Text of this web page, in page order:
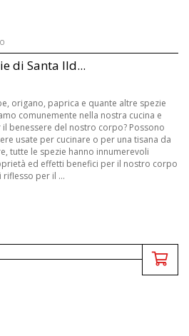
di Santa Ild...
origano, paprica e quante altre spezie
comunemente nella nostra cucina e
il benessere del nostro corpo? Possono
usate per cucinare o per una tisana da
tutte le spezie hanno innumerevoli
ed effetti benefici per il nostro corpo
riflesso per il ...